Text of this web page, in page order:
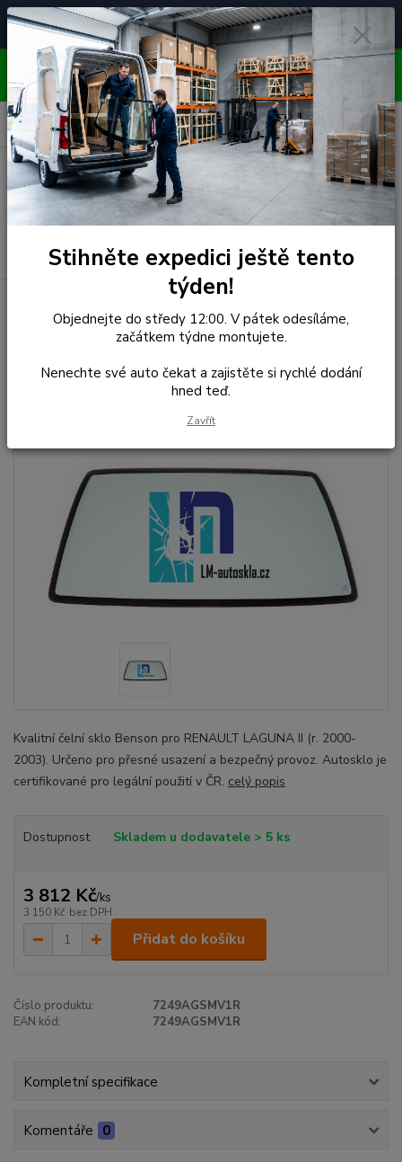
🚘
Čelní skla pro
unikátní vozy
📞
Poradenství
ZDARMA
⭐ 4.7/5 (50 recenzí)
OBJEDNÁVEJTE DO STŘEDY 12:00 - KAŽDÝ PÁTEK
EXPEDUJEME!!
Menu
Hledat
0 ks
za 0,00 Kč
Čelní Sklo - RENAULT
LAGUNA II (r.2000-2003)
Kvalitní čelní sklo Benson pro RENAULT LAGUNA II (r. 2000-
2003). Určeno pro přesné usazení a bezpečný provoz. Autosklo je
certifikované pro legální použití v ČR. celý popis
Dostupnost Skladem u dodavatele > 5 ks
3 812 Kč/ks
3 150 Kč bez DPH
Přidat do košíku
Číslo produktu:
7249AGSMV1R
EAN kód:
7249AGSMV1R
Kompletní specifikace
Komentáře 0
Stihněte expedici ještě tento
týden!
Objednejte do středy 12:00. V pátek odesíláme,
začátkem týdne montujete.
Nenechte své auto čekat a zajistěte si rychlé dodání
hned teď.
Zavřít